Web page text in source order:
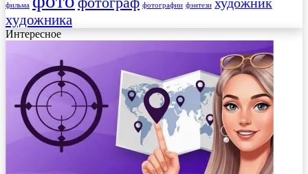
фильма фотографии фэнтези
художника
Интересное